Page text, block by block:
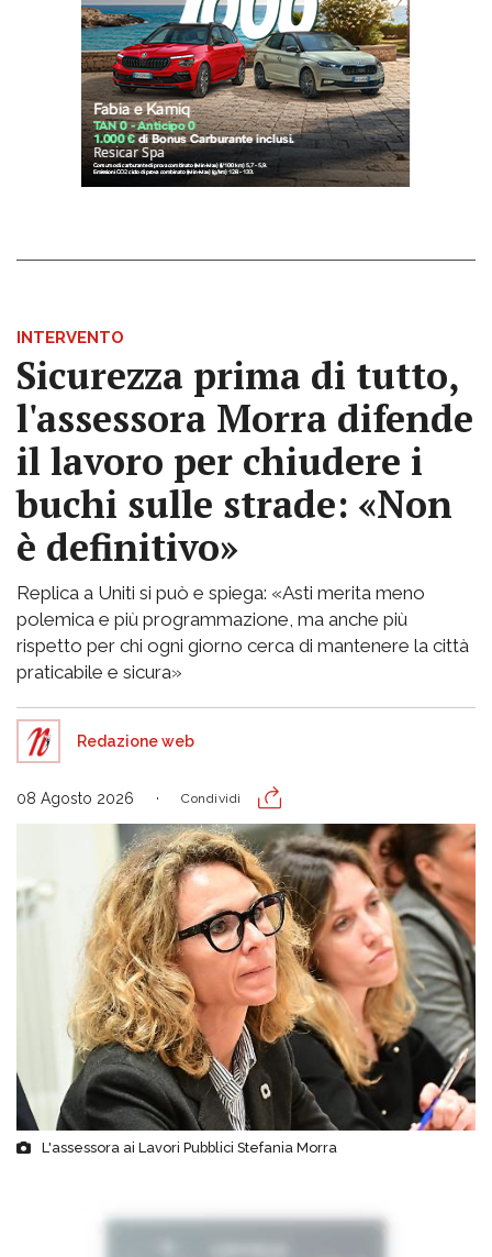
INTERVENTO
Sicurezza prima di tutto,
l'assessora Morra difende
il lavoro per chiudere i
buchi sulle strade: «Non
è definitivo»
Replica a Uniti si può e spiega: «Asti merita meno
polemica e più programmazione, ma anche più
rispetto per chi ogni giorno cerca di mantenere la città
praticabile e sicura»
Redazione web
08 Agosto 2026 Condividi
L'assessora ai Lavori Pubblici Stefania Morra